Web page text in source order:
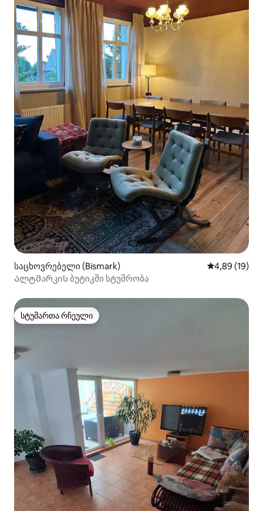
საცხოვრებელი (Bismark) საშუალო
4,89 (19)
Ალტმარკის ბუტიკში სტუმრობა
სტუმართა რჩეული
სტუმართა რჩეული